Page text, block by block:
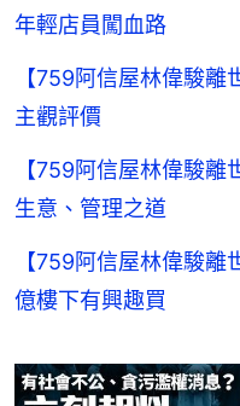
年輕店員闖血路
【759阿信屋林偉駿
主觀評價
【759阿信屋林偉駿
生意、管理之道
【759阿信屋林偉駿
億樓下有興趣買